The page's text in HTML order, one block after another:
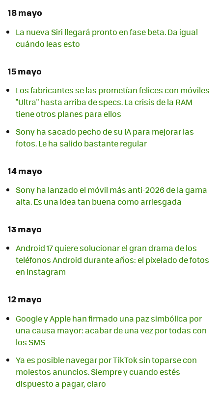
18 mayo
La nueva Siri llegará pronto en fase beta. Da igual
cuándo leas esto
15 mayo
Los fabricantes se las prometían felices con móviles
"Ultra" hasta arriba de specs. La crisis de la RAM
tiene otros planes para ellos
Sony ha sacado pecho de su IA para mejorar las
fotos. Le ha salido bastante regular
14 mayo
Sony ha lanzado el móvil más anti-2026 de la gama
alta. Es una idea tan buena como arriesgada
13 mayo
Android 17 quiere solucionar el gran drama de los
teléfonos Android durante años: el pixelado de fotos
en Instagram
12 mayo
Google y Apple han firmado una paz simbólica por
una causa mayor: acabar de una vez por todas con
los SMS
Ya es posible navegar por TikTok sin toparse con
molestos anuncios. Siempre y cuando estés
dispuesto a pagar, claro